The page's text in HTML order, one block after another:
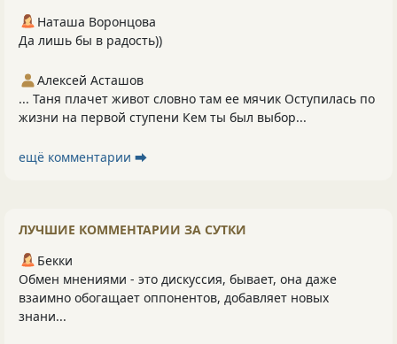
Наташа Воронцова
Да лишь бы в радость))
Алексей Асташов
... Таня плачет живот словно там ее мячик Оступилась по
жизни на первой ступени Кем ты был выбор...
ещё комментарии ⮕
ЛУЧШИЕ КОММЕНТАРИИ ЗА СУТКИ
Бекки
Обмен мнениями - это дискуссия, бывает, она даже
взаимно обогащает оппонентов, добавляет новых
знани...